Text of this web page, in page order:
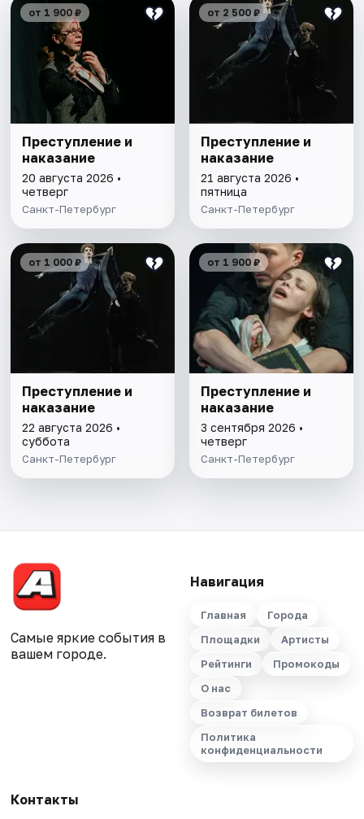
от 1 900 ₽
Преступление и
наказание
20 августа 2026 •
четверг
Санкт-Петербург
от 2 500 ₽
Преступление и
наказание
21 августа 2026 •
пятница
Санкт-Петербург
от 1 000 ₽
Преступление и
наказание
22 августа 2026 •
суббота
Санкт-Петербург
от 1 900 ₽
Преступление и
наказание
3 сентября 2026 •
четверг
Санкт-Петербург
Самые яркие события в
вашем городе.
Навигация
Главная
Города
Площадки
Артисты
Рейтинги
Промокоды
О нас
Возврат билетов
Политика
конфиденциальности
Контакты